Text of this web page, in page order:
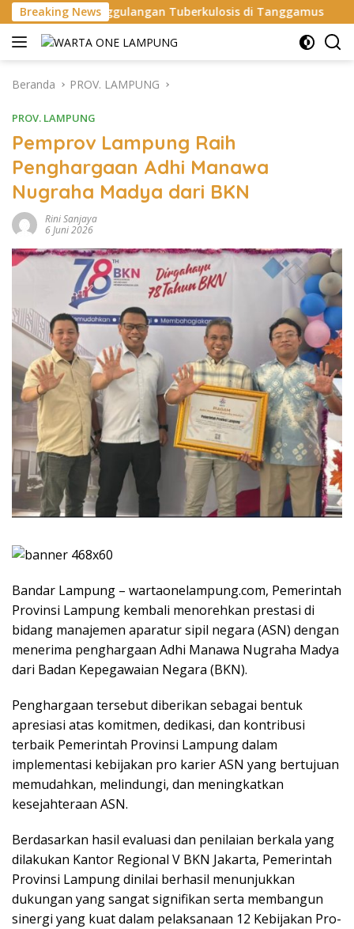
Langsung
ke
konten
Breaking News
Tuberkulosis di Tanggamus Apel Perdana:
Beranda PROV. LAMPUNG
PROV. LAMPUNG
Pemprov Lampung Raih
Penghargaan Adhi Manawa
Nugraha Madya dari BKN
Rini Sanjaya
6 Juni 2026
Bandar Lampung – wartaonelampung.com, Pemerintah
Provinsi Lampung kembali menorehkan prestasi di
bidang manajemen aparatur sipil negara (ASN) dengan
menerima penghargaan Adhi Manawa Nugraha Madya
dari Badan Kepegawaian Negara (BKN).
Penghargaan tersebut diberikan sebagai bentuk
apresiasi atas komitmen, dedikasi, dan kontribusi
terbaik Pemerintah Provinsi Lampung dalam
implementasi kebijakan pro karier ASN yang bertujuan
memudahkan, melindungi, dan meningkatkan
kesejahteraan ASN.
Berdasarkan hasil evaluasi dan penilaian berkala yang
dilakukan Kantor Regional V BKN Jakarta, Pemerintah
Provinsi Lampung dinilai berhasil menunjukkan
dukungan yang sangat signifikan serta membangun
sinergi yang kuat dalam pelaksanaan 12 Kebijakan Pro-